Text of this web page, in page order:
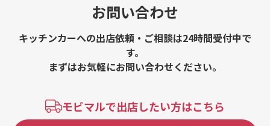
お問い合わせ
キッチンカーへの出店依頼・ご相談は24時間受付中で
す。
まずはお気軽にお問い合わせください。
モビマルで出店したい方はこちら